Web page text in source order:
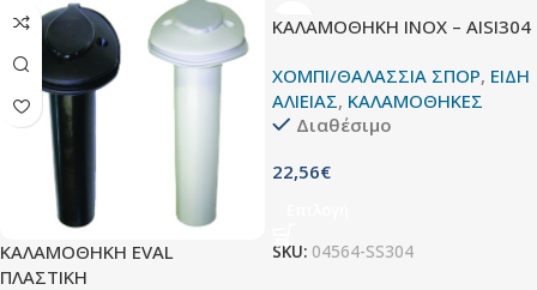
ΚΑΛΑΜΟΘΗΚΗ EVAL
ΠΛΑΣΤΙΚΗ
ΚΑΛΑΜΟΘΗΚΗ INOX – AISI304
ΧΟΜΠΙ/ΘΑΛΑΣΣΙΑ ΣΠΟΡ, ΕΙΔΗ
ΑΛΙΕΙΑΣ, ΚΑΛΑΜΟΘΗΚΕΣ
Διαθέσιμο
22,56€
SKU: 04564-SS304